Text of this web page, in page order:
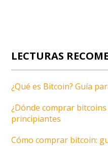
LECTURAS
¿Qué es Bitcoin? Guía
¿Dónde comprar
principiantes
Cómo comprar bitcoin: